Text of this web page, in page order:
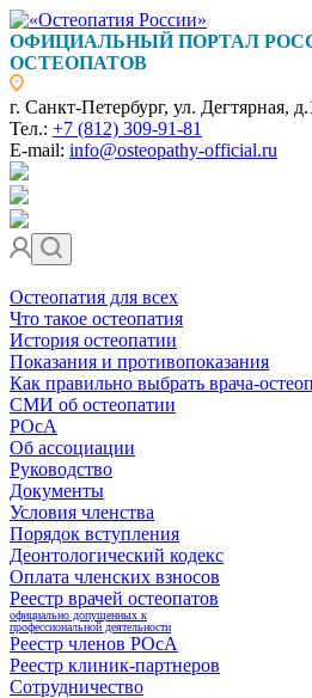
ОФИЦИАЛЬНЫЙ ПОРТАЛ
ОСТЕОПАТОВ
г. Санкт-Петербург, ул. Дегтярная,
Тел.: +7 (812) 309-91-81
E-mail: info@osteopathy-official.ru
Остеопатия для всех
Что такое остеопатия
История остеопатии
Показания и противопоказания
Как правильно выбрать врача-
СМИ об остеопатии
РОсА
Об ассоциации
Руководство
Документы
Условия членства
Порядок вступления
Деонтологический кодекс
Оплата членских взносов
Реестр врачей остеопатов
официально допущенных к
профессиональной деятельности
Реестр членов РОсА
Реестр клиник-партнеров
Сотрудничество